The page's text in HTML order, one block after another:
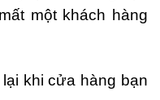
một khách hàng
khi cửa hàng bạn